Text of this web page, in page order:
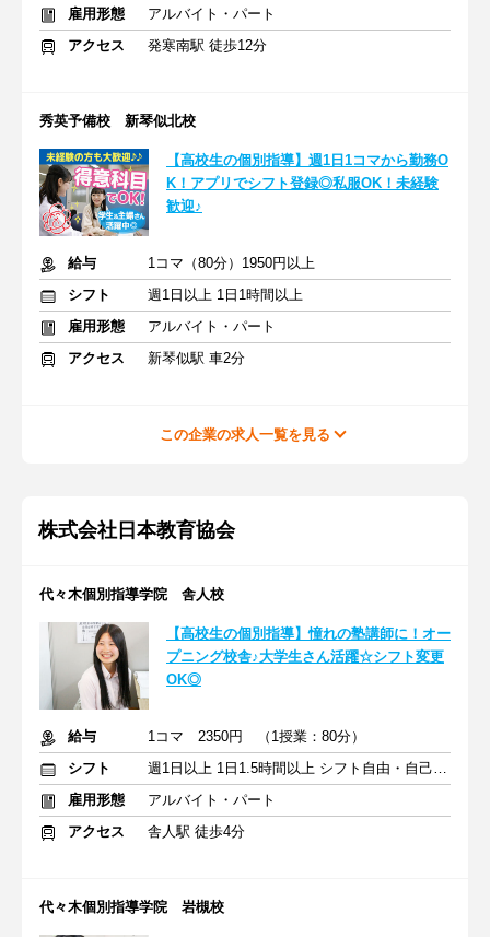
雇用形態
アルバイト・パート
アクセス
発寒南駅 徒歩12分
秀英予備校 新琴似北校
【高校生の個別指導】週1日1コマから勤務O
K！アプリでシフト登録◎私服OK！未経験
歓迎♪
給与
1コマ（80分）1950円以上
シフト
週1日以上 1日1時間以上
雇用形態
アルバイト・パート
アクセス
新琴似駅 車2分
この企業の求人一覧を見る
株式会社日本教育協会
代々木個別指導学院 舎人校
【高校生の個別指導】憧れの塾講師に！オー
プニング校舎♪大学生さん活躍☆シフト変更
OK◎
給与
1コマ 2350円 （1授業：80分）
シフト
週1日以上 1日1.5時間以上 シフト自由・自己申告
雇用形態
アルバイト・パート
アクセス
舎人駅 徒歩4分
代々木個別指導学院 岩槻校